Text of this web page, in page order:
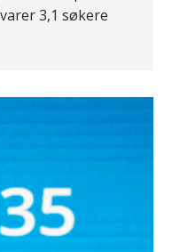
3,1 søkere